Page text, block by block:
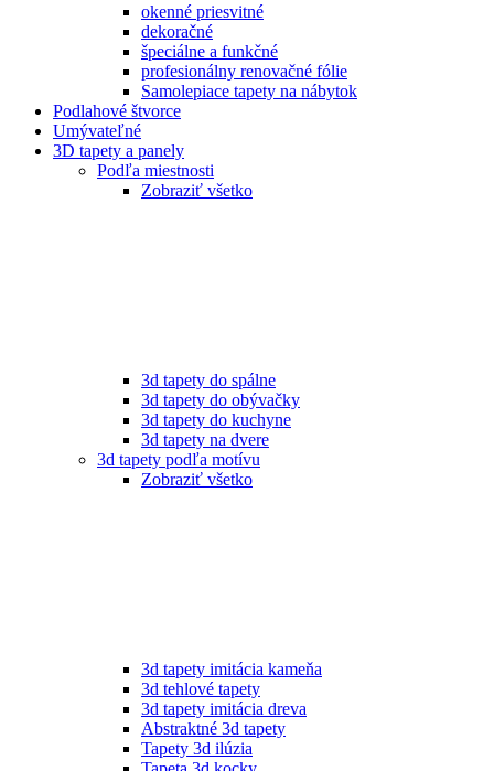
okenné priesvitné
dekoračné
špeciálne a funkčné
profesionálny renovačné fólie
Samolepiace tapety na nábytok
Podlahové štvorce
Umývateľné
3D tapety a panely
Podľa miestnosti
Zobraziť všetko
3d tapety do spálne
3d tapety do obývačky
3d tapety do kuchyne
3d tapety na dvere
3d tapety podľa motívu
Zobraziť všetko
3d tapety imitácia kameňa
3d tehlové tapety
3d tapety imitácia dreva
Abstraktné 3d tapety
Tapety 3d ilúzia